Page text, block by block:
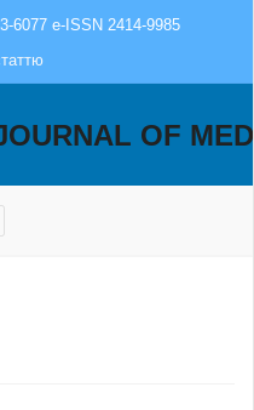
6077 e-ISSN 2414-9985
OF